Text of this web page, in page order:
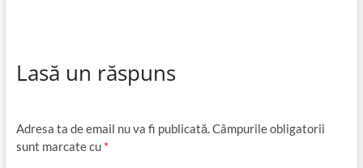
Lasă un răspuns
Adresa ta de email nu va fi publicată.Câmpurile obligatorii
sunt marcate cu *